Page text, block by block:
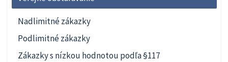
Nadlimitné zákazky
Podlimitné zákazky
Zákazky s nízkou hodnotou podľa §117